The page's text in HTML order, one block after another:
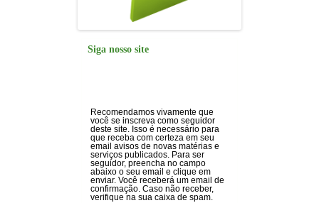
Siga nosso site
Recomendamos vivamente que
você se inscreva como seguidor
deste site. Isso é necessário para
que receba com certeza em seu
email avisos de novas matérias e
serviços publicados. Para ser
seguidor, preencha no campo
abaixo o seu email e clique em
enviar. Você receberá um email de
confirmação. Caso não receber,
verifique na sua caixa de spam.